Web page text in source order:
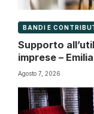
BANDI E
Supporto
imprese –
Agosto 7, 2026